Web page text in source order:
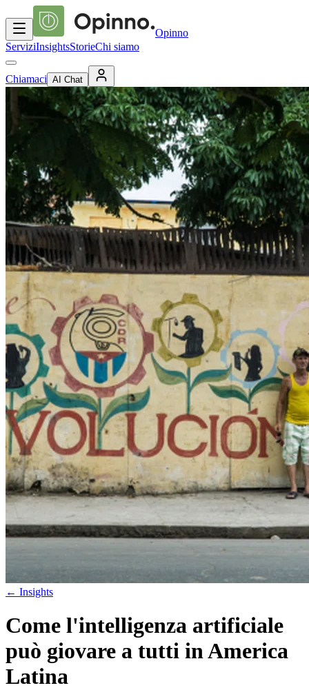
Opinno
ServiziInsightsStorieChi siamo
Chiamaci AI Chat
← Insights
Come l'intelligenza artificiale
può giovare a tutti in America
Latina